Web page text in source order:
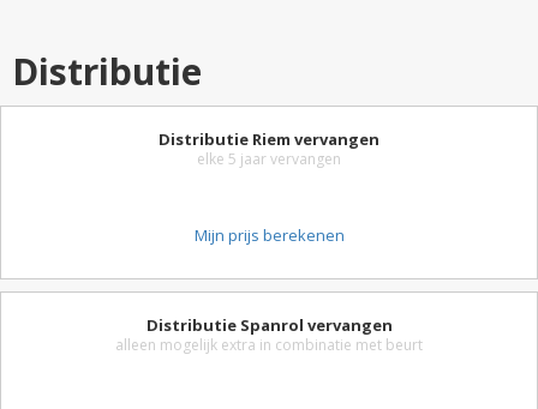
Distributie
Distributie Riem vervangen
elke 5 jaar vervangen
Mijn prijs berekenen
Distributie Spanrol vervangen
alleen mogelijk extra in combinatie met beurt